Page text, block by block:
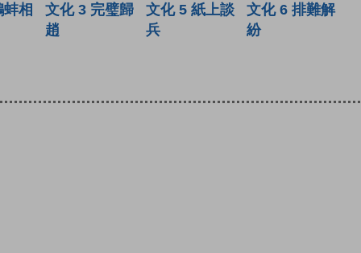
相
文化 3 完璧歸
趙
文化 5 紙上談
兵
文化 6 排難解
紛